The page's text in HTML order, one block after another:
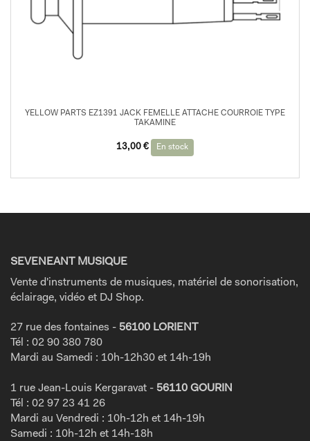
YELLOW PARTS EZ1391 JACK FEMELLE ATTACHE COURROIE TYPE
TAKAMINE
13,00 € En stock
SEVENEANT MUSIQUE
Vente d'instruments de musiques, matériel de sonorisation,
éclairage, vidéo et DJ Shop.
27 rue des fontaines - 56100 LORIENT
Tél : 02 90 380 780
Mardi au Samedi : 10h-12h30 et 14h-19h
1 rue Jean-Louis Kergaravat - 56110 GOURIN
Tél : 02 97 23 41 26
Mardi au Vendredi : 10h-12h et 14h-19h
Samedi : 10h-12h et 14h-18h